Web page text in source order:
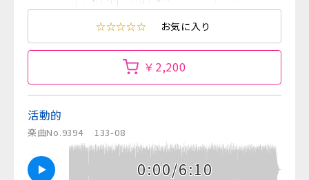
☆☆☆☆☆ お気に入り
￥2,200
活動的
楽曲No.9394 133-08
0:00/6:10